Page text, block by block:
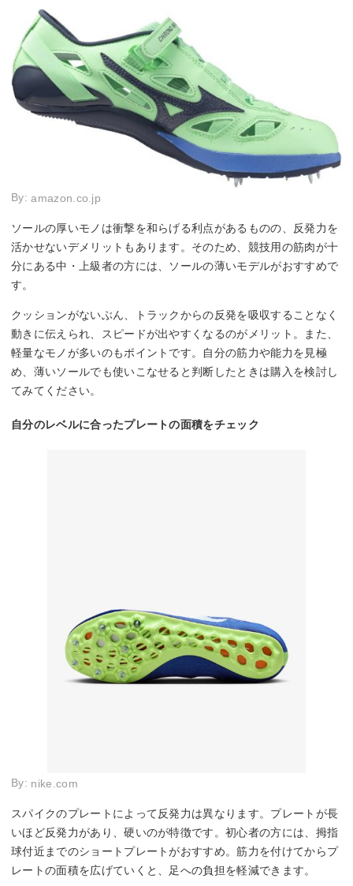
By:amazon.co.jp
ソールの厚いモノは衝撃を和らげる利点があるものの、反発力を
活かせないデメリットもあります。そのため、競技用の筋肉が十
分にある中・上級者の方には、ソールの薄いモデルがおすすめで
す。
クッションがないぶん、トラックからの反発を吸収することなく
動きに伝えられ、スピードが出やすくなるのがメリット。また、
軽量なモノが多いのもポイントです。自分の筋力や能力を見極
め、薄いソールでも使いこなせると判断したときは購入を検討し
てみてください。
自分のレベルに合ったプレートの面積をチェック
By: nike.com
スパイクのプレートによって反発力は異なります。プレートが長
いほど反発力があり、硬いのが特徴です。初心者の方には、拇指
球付近までのショートプレートがおすすめ。筋力を付けてからプ
レートの面積を広げていくと、足への負担を軽減できます。